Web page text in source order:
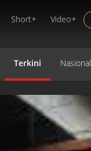
Short+ Video+
Terkini Nasional